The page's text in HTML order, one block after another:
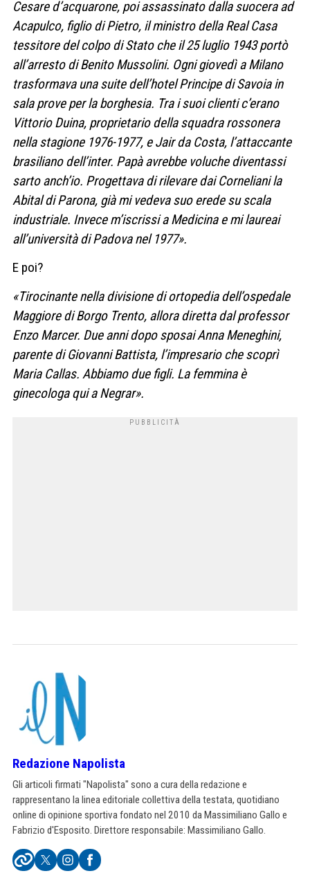
Cesare d’acquarone, poi assassinato dalla suocera ad
Acapulco, figlio di Pietro, il ministro della Real Casa
tessitore del colpo di Stato che il 25 luglio 1943 portò
all’arresto di Benito Mussolini. Ogni giovedì a Milano
trasformava una suite dell’hotel Principe di Savoia in
sala prove per la borghesia. Tra i suoi clienti c’erano
Vittorio Duina, proprietario della squadra rossonera
nella stagione 1976-1977, e Jair da Costa, l’attaccante
brasiliano dell’inter. Papà avrebbe voluche diventassi
sarto anch’io. Progettava di rilevare dai Corneliani la
Abital di Parona, già mi vedeva suo erede su scala
industriale. Invece m’iscrissi a Medicina e mi laureai
all’università di Padova nel 1977».
E poi?
«Tirocinante nella divisione di ortopedia dell’ospedale
Maggiore di Borgo Trento, allora diretta dal professor
Enzo Marcer. Due anni dopo sposai Anna Meneghini,
parente di Giovanni Battista, l’impresario che scoprì
Maria Callas. Abbiamo due figli. La femmina è
ginecologa qui a Negrar».
Redazione Napolista
Gli articoli firmati "Napolista" sono a cura della redazione e
rappresentano la linea editoriale collettiva della testata, quotidiano
online di opinione sportiva fondato nel 2010 da Massimiliano Gallo e
Fabrizio d'Esposito. Direttore responsabile: Massimiliano Gallo.